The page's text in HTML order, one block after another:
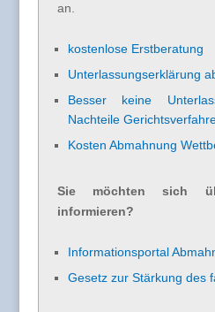
an.
kostenlose Erstberatung
Unterlassungserklärung
Besser keine
Nachteile
Kosten Abmahnung
Sie möchten sich
informieren?
Informationsportal
Gesetz zur Stärkung des